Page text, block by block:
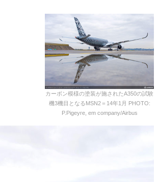
カーボン模様の塗装が施されたA350の試験
機3機目となるMSN2＝14年1月 PHOTO:
P.Pigeyre, em company/Airbus